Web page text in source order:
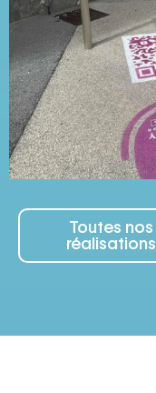
Toutes nos
réalisations